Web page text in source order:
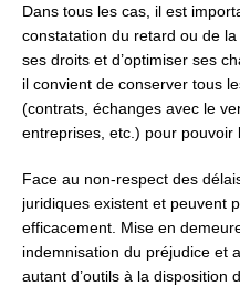
Dans tous les cas, il est
constatation du retard ou de
ses droits et d’optimiser ses
il convient de conserver tous
(contrats, échanges avec le
entreprises, etc.) pour pouvoir
Face au non-respect des
juridiques existent et peuvent
efficacement. Mise en
indemnisation du préjudice et
autant d’outils à la disposition